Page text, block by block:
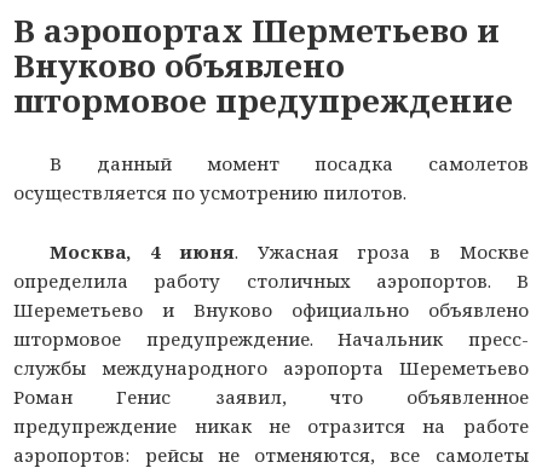
В аэропортах Шерметьево и
Внуково объявлено
штормовое предупреждение
В данный момент посадка самолетов
осуществляется по усмотрению пилотов.
Москва, 4 июня. Ужасная гроза в Москве
определила работу столичных аэропортов. В
Шереметьево и Внуково официально объявлено
штормовое предупреждение. Начальник пресс-
службы международного аэропорта Шереметьево
Роман Генис заявил, что объявленное
предупреждение никак не отразится на работе
аэропортов: рейсы не отменяются, все самолеты